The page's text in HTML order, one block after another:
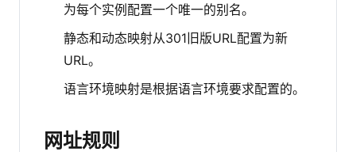
为每个实例配置一个唯一的别名。
静态和动态映射从301旧版URL配置为新
URL。
语言环境映射是根据语言环境要求配置的。
网址规则